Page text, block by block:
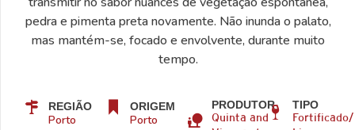
pedra e pimenta preta novamente. Não inunda o palato,
mas mantém-se, focado e envolvente, durante muito
tempo.
REGIÃO
Porto
ORIGEM
Porto
PRODUTOR
Quinta and
TIPO
Fortificado/